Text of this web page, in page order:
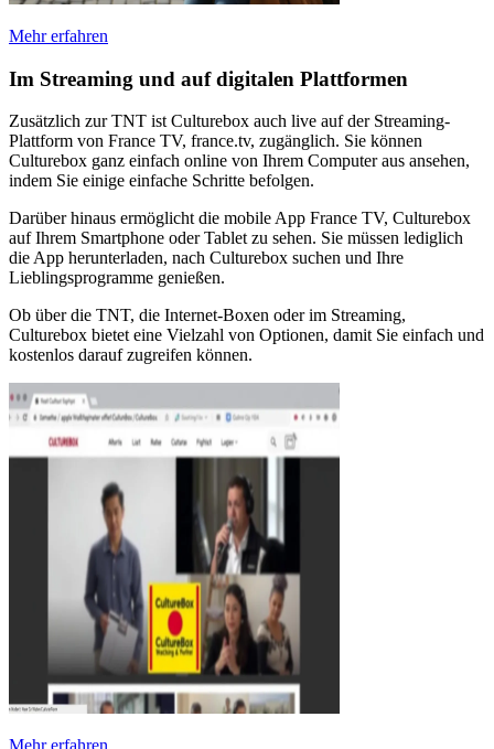
Mehr erfahren
Im Streaming und auf digitalen Plattformen
Zusätzlich zur TNT ist Culturebox auch live auf der Streaming-
Plattform von France TV, france.tv, zugänglich. Sie können
Culturebox ganz einfach online von Ihrem Computer aus ansehen,
indem Sie einige einfache Schritte befolgen.
Darüber hinaus ermöglicht die mobile App France TV, Culturebox
auf Ihrem Smartphone oder Tablet zu sehen. Sie müssen lediglich
die App herunterladen, nach Culturebox suchen und Ihre
Lieblingsprogramme genießen.
Ob über die TNT, die Internet-Boxen oder im Streaming,
Culturebox bietet eine Vielzahl von Optionen, damit Sie einfach und
kostenlos darauf zugreifen können.